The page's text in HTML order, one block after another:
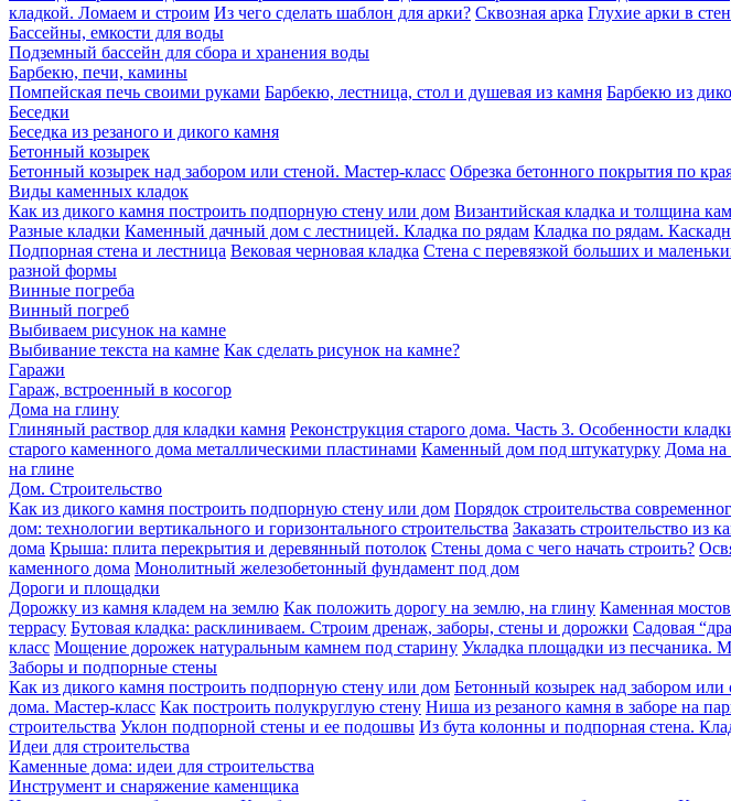
кладкой. Ломаем и строим Из чего сделать шаблон для арки? Сквозная арка Глухие арки в
Бассейны, емкости для воды
Подземный бассейн для сбора и хранения воды
Барбекю, печи, камины
Помпейская печь своими руками Барбекю, лестница, стол и душевая из камня Барбекю из
Беседки
Беседка из резаного и дикого камня
Бетонный козырек
Бетонный козырек над забором или стеной. Мастер-класс Обрезка бетонного покрытия по
Виды каменных кладок
Как из дикого камня построить подпорную стену или дом Византийская кладка и толщина
Разные кладки Каменный дачный дом с лестницей. Кладка по рядам Кладка по рядам.
Подпорная стена и лестница Вековая черновая кладка Стена с перевязкой больших и
разной формы
Винные погреба
Винный погреб
Выбиваем рисунок на камне
Выбивание текста на камне Как сделать рисунок на камне?
Гаражи
Гараж, встроенный в косогор
Дома на глину
Глиняный раствор для кладки камня Реконструкция старого дома. Часть 3. Особенности
старого каменного дома металлическими пластинами Каменный дом под штукатурку Дома на
на глине
Дом. Строительство
Как из дикого камня построить подпорную стену или дом Порядок строительства
дом: технологии вертикального и горизонтального строительства Заказать строительство из
дома Крыша: плита перекрытия и деревянный потолок Стены дома с чего начать строить?
каменного дома Монолитный железобетонный фундамент под дом
Дороги и площадки
Дорожку из камня кладем на землю Как положить дорогу на землю, на глину Каменная
террасу Бутовая кладка: расклиниваем. Строим дренаж, заборы, стены и дорожки Садовая
класс Мощение дорожек натуральным камнем под старину Укладка площадки из песчаника.
Заборы и подпорные стены
Как из дикого камня построить подпорную стену или дом Бетонный козырек над забором или
дома. Мастер-класс Как построить полукруглую стену Ниша из резаного камня в заборе на
строительства Уклон подпорной стены и ее подошвы Из бута колонны и подпорная стена.
Идеи для строительства
Каменные дома: идеи для строительства
Инструмент и снаряжение каменщика